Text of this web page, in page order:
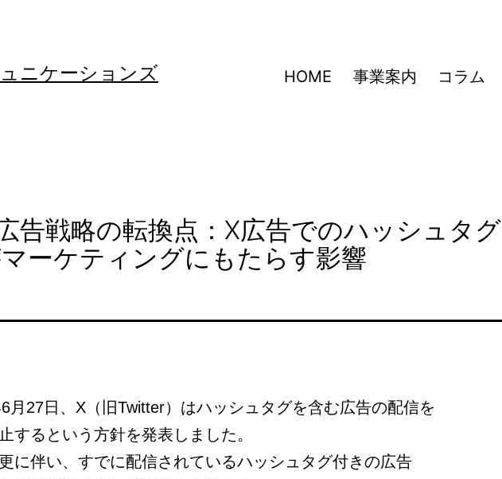
ニケーションズ HOME 事業案内 コラム
告戦略の転換点：X広告でのハッシュタグ
ーケティングにもたらす影響
月27日、X（旧Twitter）はハッシュタグを含む広告の配信を
するという方針を発表しました。
に伴い、すでに配信されているハッシュタグ付きの広告